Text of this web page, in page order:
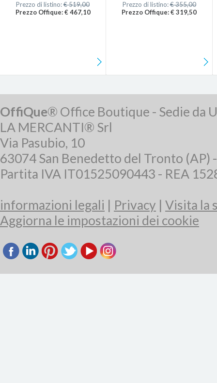
Prezzo di listino:€ 519,00
Prezzo Offique: € 467,10
Prezzo di listino:€ 355,00
Prezzo Offique: € 319,50
OffiQue® Office Boutique - Sedie da
LA MERCANTI® Srl
Via Pasubio, 10
63074 San Benedetto del Tronto (AP)
Partita IVA IT01525090443 - REA
informazioni legali | Privacy | Visita la
Aggiorna le impostazioni dei cookie